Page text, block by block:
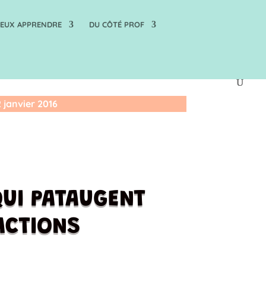
APPRENDRE DU CÔTÉ PROF
janvier 2016
PATAUGENT